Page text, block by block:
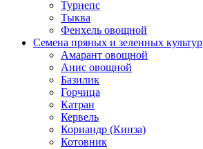
Турнепс
Тыква
Фенхель овощной
Семена пряных и зеленных культур
Амарант овощной
Анис овощной
Базилик
Горчица
Катран
Кервель
Кориандр (Кинза)
Котовник